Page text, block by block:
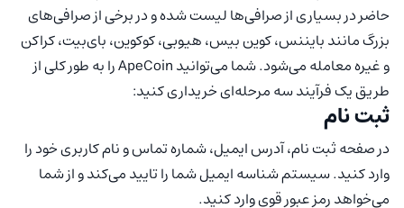
حاضر در بسیاری از صرافی‌ها لیست شده و در برخی از صرافی‌های
بزرگ مانند بایننس، کوین بیس، هیوبی، کوکوین، بای‌بیت، کراکن
و غیره معامله می‌شود. شما می‌توانید ApeCoin را به طور کلی از
طریق یک فرآیند سه مرحله‌ای خریداری کنید:
ثبت نام
در صفحه ثبت نام، آدرس ایمیل، شماره تماس و نام کاربری خود را
وارد کنید. سیستم شناسه ایمیل شما را تایید می‌کند و از شما
می‌خواهد رمز عبور قوی وارد کنید.